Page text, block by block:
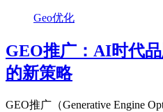
Geo优化
GEO推广：AI时代
的新策略
GEO推广（Generative Engine